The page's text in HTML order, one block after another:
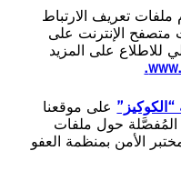
ملفات تعريف الارتباط
متصفح الإنترنت على
للاطلاع على المزيد
على موقعنا
المُفصَّلة حول ملفات
الأمن بمنظمة العفو